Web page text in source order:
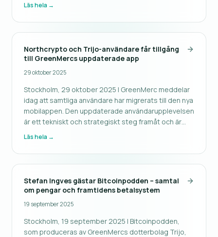
aktieägare och andra intressenter möjli
Läs hela →
Northcrypto och Trijo-användare får tillgång
till GreenMercs uppdaterade app
29 oktober 2025
Stockholm, 29 oktober 2025 | GreenMerc meddelar
idag att samtliga användare har migrerats till den nya
mobilappen. Den uppdaterade användarupplevelsen
är ett tekniskt och strategiskt steg framåt och är
tillgänglig för både Northcryptos och Trijos kunder.
kombinera en intuitiv
Läs hela →
Stefan Ingves gästar Bitcoinpodden – samtal
om pengar och framtidens betalsystem
19 september 2025
Stockholm, 19 september 2025 | Bitcoinpodden,
som produceras av GreenMercs dotterbolag Trijo,